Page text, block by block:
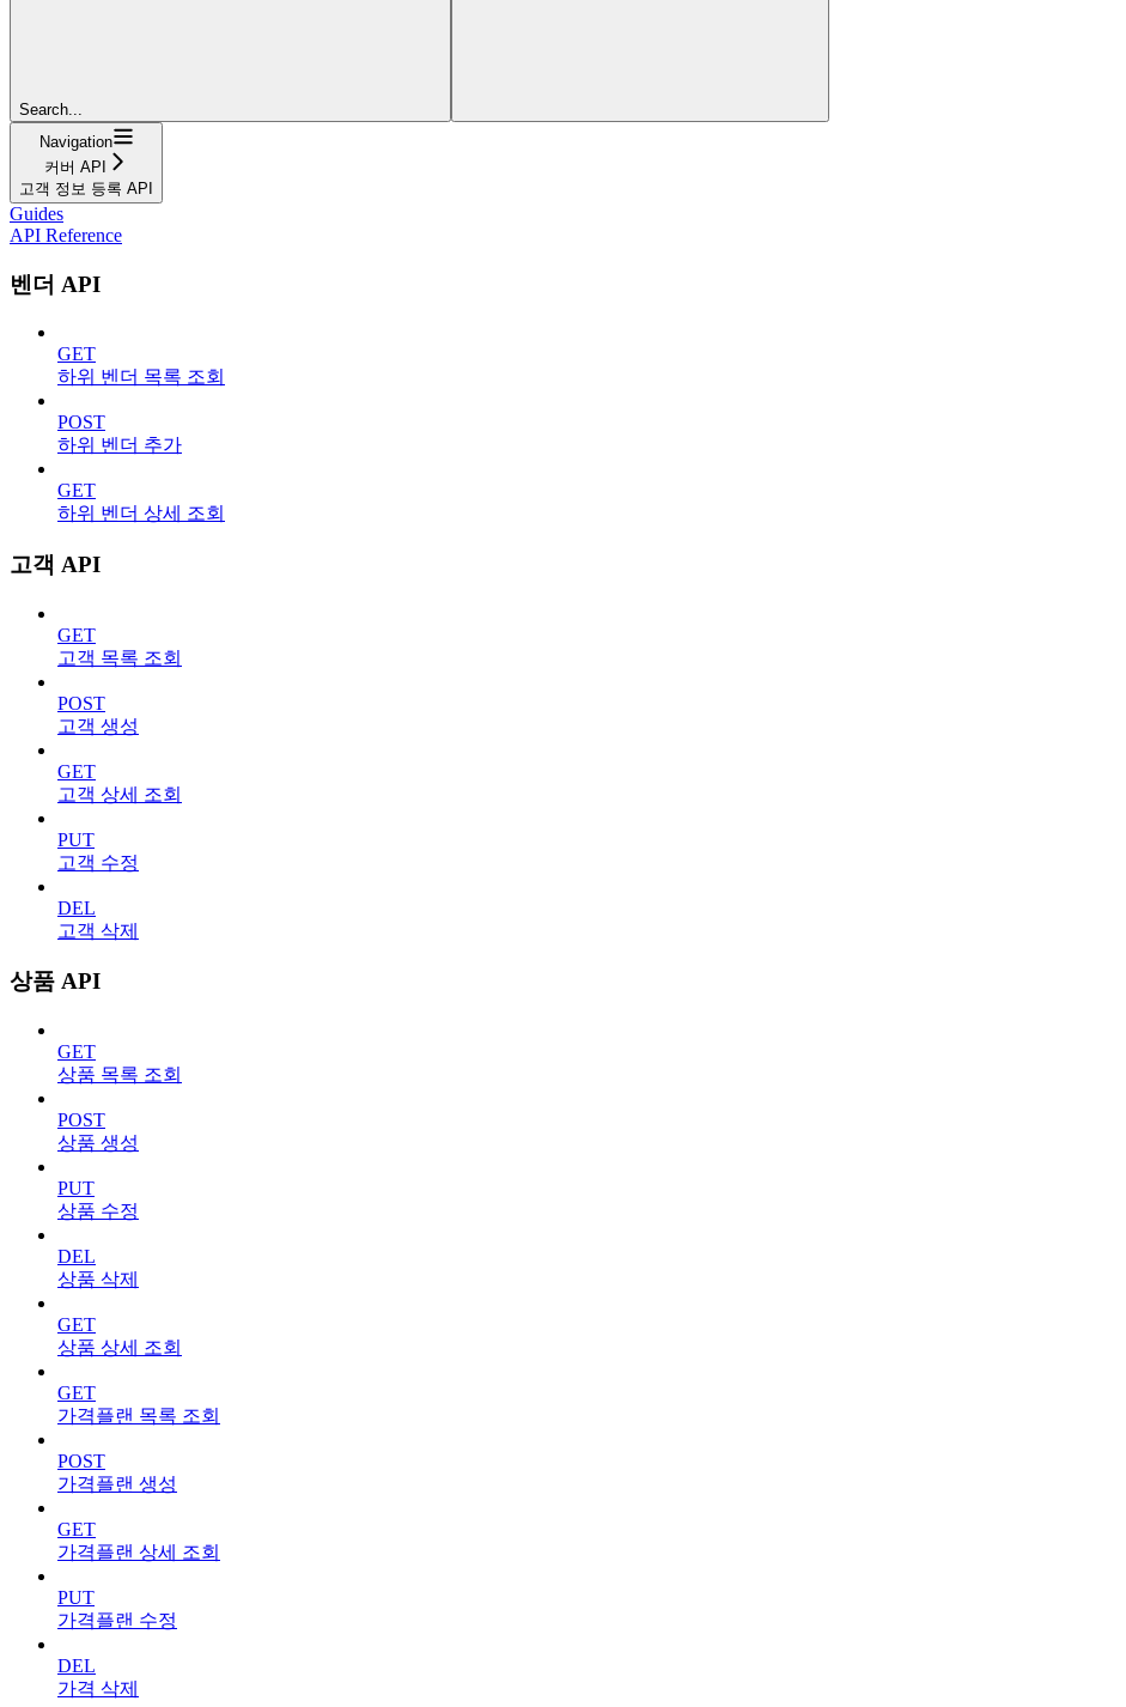
Search...
Navigation
커버 API
고객 정보 등록 API
Guides
API Reference
벤더 API
GET
하위 벤더 목록 조회
POST
하위 벤더 추가
GET
하위 벤더 상세 조회
고객 API
GET
고객 목록 조회
POST
고객 생성
GET
고객 상세 조회
PUT
고객 수정
DEL
고객 삭제
상품 API
GET
상품 목록 조회
POST
상품 생성
PUT
상품 수정
DEL
상품 삭제
GET
상품 상세 조회
GET
가격플랜 목록 조회
POST
가격플랜 생성
GET
가격플랜 상세 조회
PUT
가격플랜 수정
DEL
가격 삭제